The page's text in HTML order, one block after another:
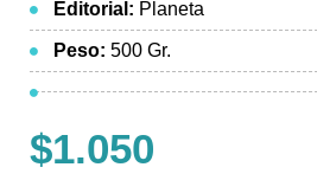
Editorial: Planeta
Peso: 500 Gr.
$1.050